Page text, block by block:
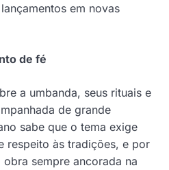
em novas
de fé
a umbanda, seus rituais e
de grande
sabe que o tema exige
respeito às tradições, e por
sempre ancorada na